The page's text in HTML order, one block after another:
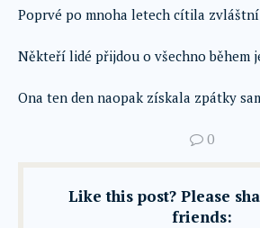
Poprvé po mnoha letech cítila
Někteří lidé přijdou o všechno během
Ona ten den naopak získala zpátky
0
Like this post? Please
friends: